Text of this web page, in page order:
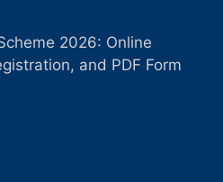
2026: Online
and PDF Form